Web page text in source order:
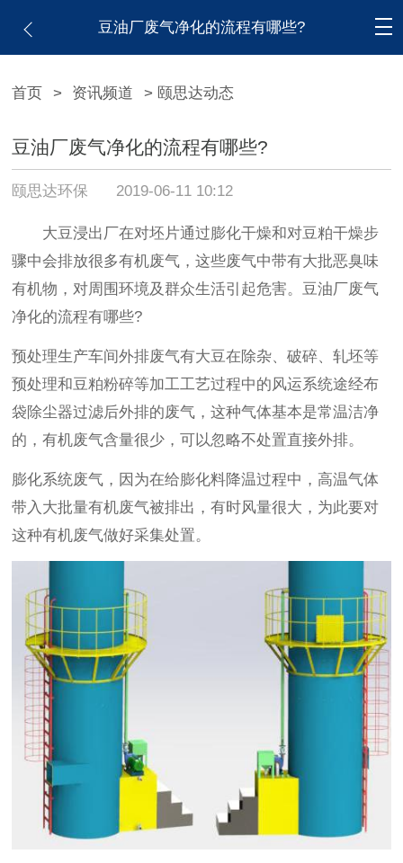
豆油厂废气净化的流程有哪些?
首页 > 资讯频道 > 颐思达动态
豆油厂废气净化的流程有哪些?
颐思达环保 2019-06-11 10:12
大豆浸出厂在对坯片通过膨化干燥和对豆粕干燥步
骤中会排放很多有机废气，这些废气中带有大批恶臭味
有机物，对周围环境及群众生活引起危害。豆油厂废气
净化的流程有哪些?
预处理生产车间外排废气有大豆在除杂、破碎、轧坯等
预处理和豆粕粉碎等加工工艺过程中的风运系统途经布
袋除尘器过滤后外排的废气，这种气体基本是常温洁净
的，有机废气含量很少，可以忽略不处置直接外排。
膨化系统废气，因为在给膨化料降温过程中，高温气体
带入大批量有机废气被排出，有时风量很大，为此要对
这种有机废气做好采集处置。